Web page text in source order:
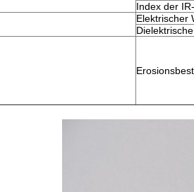
Index der
Elektrischer